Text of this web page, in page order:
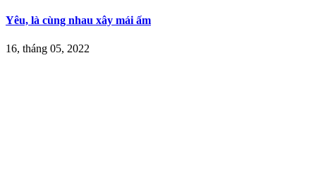
Yêu, là cùng nhau xây mái ấm
16, tháng 05, 2022